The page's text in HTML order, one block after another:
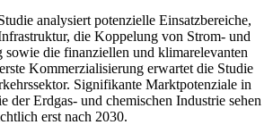
analysiert potenzielle Einsatzbereiche,
die Koppelung von Strom- und
sowie die finanziellen und klimarelevanten
Kommerzialisierung erwartet die Studie
Signifikante Marktpotenziale in
der Erdgas- und chemischen Industrie sehen
erst nach 2030.